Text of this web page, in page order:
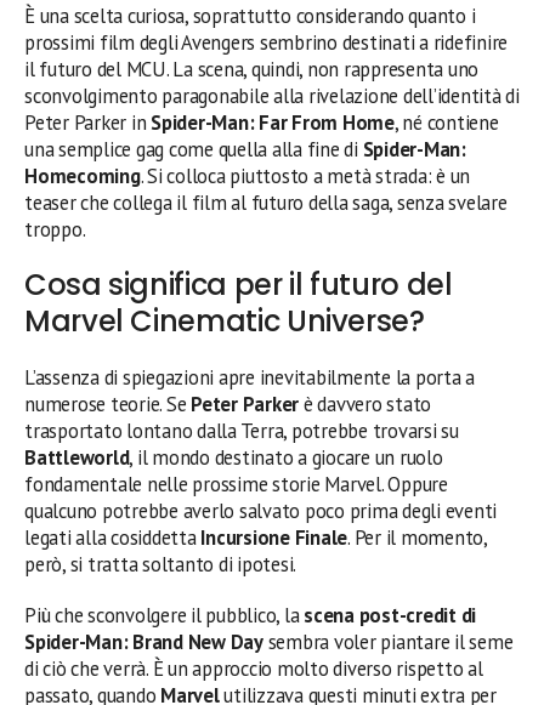
È una scelta curiosa, soprattutto considerando quanto i
prossimi film degli Avengers sembrino destinati a ridefinire
il futuro del MCU. La scena, quindi, non rappresenta uno
sconvolgimento paragonabile alla rivelazione dell’identità di
Peter Parker in Spider-Man: Far From Home, né contiene
una semplice gag come quella alla fine di Spider-Man:
Homecoming. Si colloca piuttosto a metà strada: è un
teaser che collega il film al futuro della saga, senza svelare
troppo.
Cosa significa per il futuro del
Marvel Cinematic Universe?
L’assenza di spiegazioni apre inevitabilmente la porta a
numerose teorie. Se Peter Parkerè davvero stato
trasportato lontano dalla Terra, potrebbe trovarsi su
Battleworld, il mondo destinato a giocare un ruolo
fondamentale nelle prossime storie Marvel. Oppure
qualcuno potrebbe averlo salvato poco prima degli eventi
legati alla cosiddettaIncursione Finale. Per il momento,
però, si tratta soltanto di ipotesi.
Più che sconvolgere il pubblico, lascena post-credit di
Spider-Man: Brand New Daysembra voler piantare il seme
di ciò che verrà. È un approccio molto diverso rispetto al
passato, quando Marvelutilizzava questi minuti extra per